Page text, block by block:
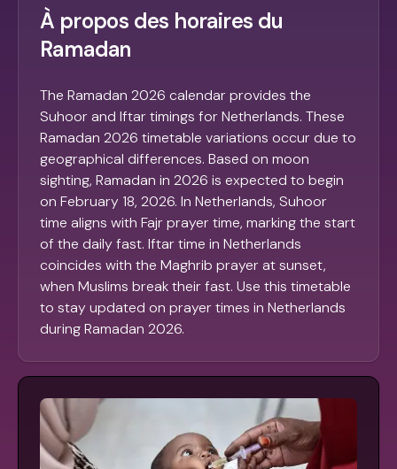
À propos des horaires du
Ramadan
The Ramadan 2026 calendar provides the
Suhoor and Iftar timings for Netherlands. These
Ramadan 2026 timetable variations occur due to
geographical differences. Based on moon
sighting, Ramadan in 2026 is expected to begin
on February 18, 2026. In Netherlands, Suhoor
time aligns with Fajr prayer time, marking the start
of the daily fast. Iftar time in Netherlands
coincides with the Maghrib prayer at sunset,
when Muslims break their fast. Use this timetable
to stay updated on prayer times in Netherlands
during Ramadan 2026.